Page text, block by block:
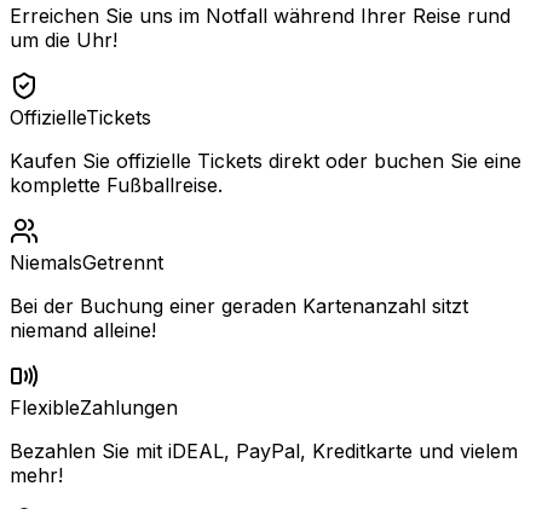
Erreichen Sie uns im Notfall während Ihrer Reise rund
um die Uhr!
OffizielleTickets
Kaufen Sie offizielle Tickets direkt oder buchen Sie eine
komplette Fußballreise.
NiemalsGetrennt
Bei der Buchung einer geraden Kartenanzahl sitzt
niemand alleine!
FlexibleZahlungen
Bezahlen Sie mit iDEAL, PayPal, Kreditkarte und vielem
mehr!